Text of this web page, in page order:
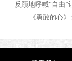
反顾地呼喊“自由
《勇敢的心》